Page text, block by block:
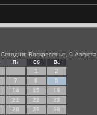
Сегодня: Воскресенье, 9 Августа
Пт Сб Вс
1
2
7 8
9
14 15
16
21 22
23
28 29
30